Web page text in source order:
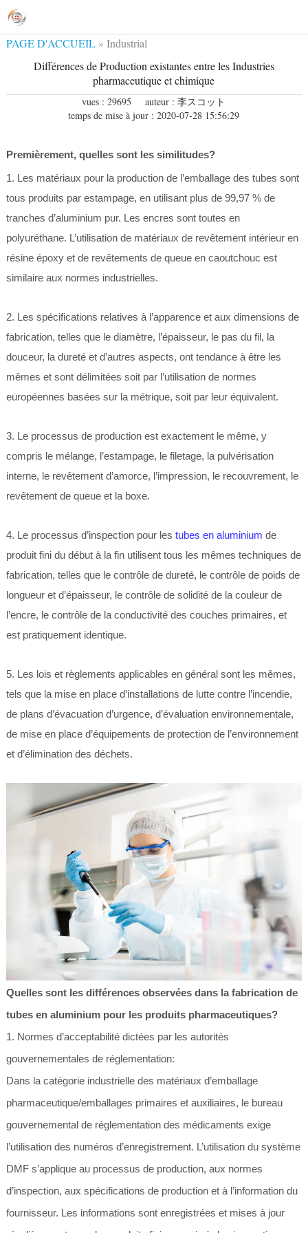
PAGE D'ACCUEIL» Industrial
Différences de Production existantes entre les Industries
pharmaceutique et chimique
vues : 29695
auteur : 李スコット
temps de mise à jour : 2020-07-28 15:56:29
Premièrement, quelles sont les similitudes?
1. Les matériaux pour la production de l’emballage des tubes sont
tous produits par estampage, en utilisant plus de 99,97 % de
tranches d’aluminium pur. Les encres sont toutes en
polyuréthane. L’utilisation de matériaux de revêtement intérieur en
résine époxy et de revêtements de queue en caoutchouc est
similaire aux normes industrielles.
2. Les spécifications relatives à l’apparence et aux dimensions de
fabrication, telles que le diamètre, l’épaisseur, le pas du fil, la
douceur, la dureté et d’autres aspects, ont tendance à être les
mêmes et sont délimitées soit par l’utilisation de normes
européennes basées sur la métrique, soit par leur équivalent.
3. Le processus de production est exactement le même, y
compris le mélange, l’estampage, le filetage, la pulvérisation
interne, le revêtement d’amorce, l’impression, le recouvrement, le
revêtement de queue et la boxe.
4. Le processus d’inspection pour les tubes en aluminium de
produit fini du début à la fin utilisent tous les mêmes techniques de
fabrication, telles que le contrôle de dureté, le contrôle de poids de
longueur et d’épaisseur, le contrôle de solidité de la couleur de
l’encre, le contrôle de la conductivité des couches primaires, et
est pratiquement identique.
5. Les lois et règlements applicables en général sont les mêmes,
tels que la mise en place d’installations de lutte contre l’incendie,
de plans d’évacuation d’urgence, d’évaluation environnementale,
de mise en place d’équipements de protection de l’environnement
et d’élimination des déchets.
Quelles sont les différences observées dans la fabrication de
tubes en aluminium pour les produits pharmaceutiques?
1. Normes d’acceptabilité dictées par les autorités
gouvernementales de réglementation:
Dans la catégorie industrielle des matériaux d’emballage
pharmaceutique/emballages primaires et auxiliaires, le bureau
gouvernemental de réglementation des médicaments exige
l’utilisation des numéros d’enregistrement. L’utilisation du système
DMF s’applique au processus de production, aux normes
d’inspection, aux spécifications de production et à l’information du
fournisseur. Les informations sont enregistrées et mises à jour